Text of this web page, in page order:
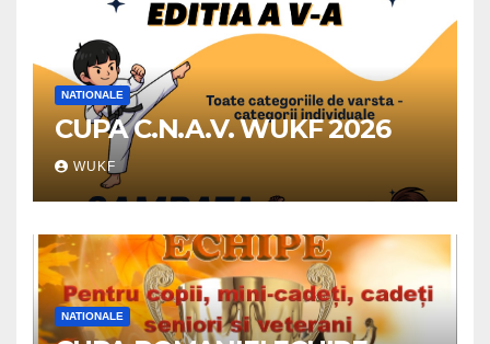
NATIONALE
CUPA C.N.A.V. WUKF 2026
WUKF
NATIONALE